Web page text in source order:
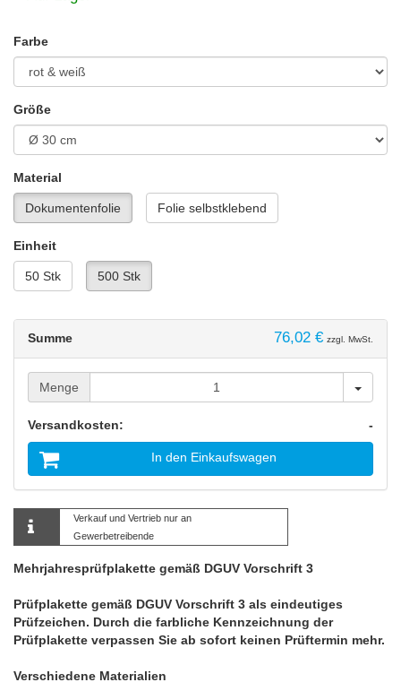
Farbe
Größe
Material
Dokumentenfolie Folie selbstklebend
Einheit
50 Stk 500 Stk
Summe 76,02 € zzgl. MwSt.
Menge Menge
Versandkosten: -
In den Einkaufswagen
Verkauf und Vertrieb nur an
Gewerbetreibende
Mehrjahresprüfplakette gemäß DGUV Vorschrift 3
Prüfplakette gemäß DGUV Vorschrift 3 als eindeutiges
Prüfzeichen. Durch die farbliche Kennzeichnung der
Prüfplakette verpassen Sie ab sofort keinen Prüftermin mehr.
Verschiedene Materialien